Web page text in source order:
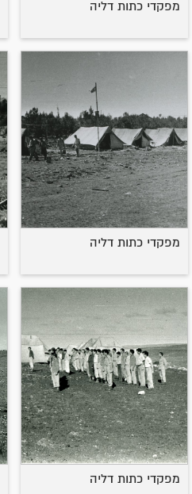
מפקדי כתות דליה
מפקדי כתות דליה
מפקדי כתות דליה